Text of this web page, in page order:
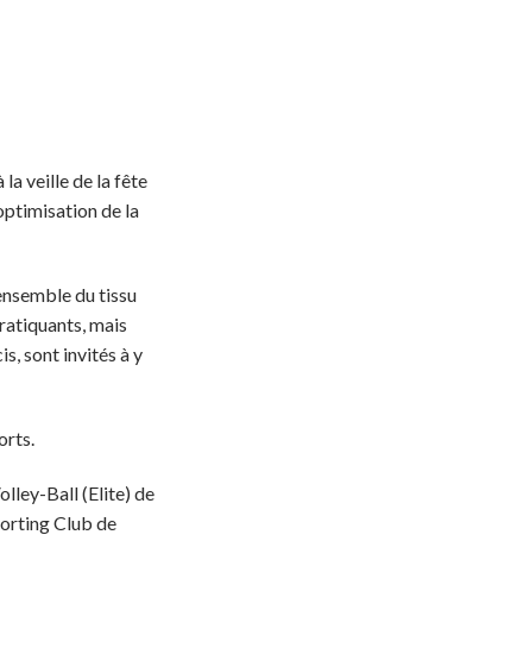
la veille de la fête
de la
du tissu
mais
sont invités à y
Ball (Elite) de
Club de